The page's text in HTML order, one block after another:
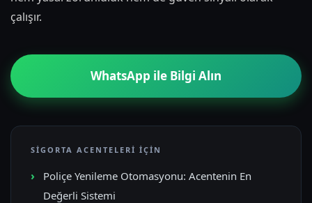
çalışır.
WhatsApp ile Bilgi Alın
SIGORTA ACENTELERI İÇIN
Poliçe Yenileme Otomasyonu: Acentenin En
Değerli Sistemi